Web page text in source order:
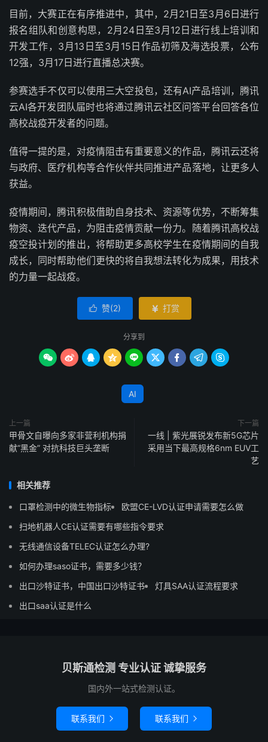
目前，大赛正在有序推进中，其中，2月21日至3月6日进行
报名组队和创意构思，2月24日至3月12日进行线上培训和
开发工作，3月13日至3月15日作品初筛及海选投票，公布
12强，3月17日进行直播总决赛。
参赛选手不仅可以使用三大空投包，还有AI产品培训，腾讯
云AI各开发团队届时也将通过腾讯云社区问答平台回答各位
高校战疫开发者的问题。
值得一提的是，对疫情阻击有重要意义的作品，腾讯云还将
与政府、医疗机构等合作伙伴共同推进产品落地，让更多人
获益。
疫情期间，腾讯积极借助自身技术、资源等优势，不断筹集
物资、迭代产品，为阻击疫情贡献一份力。随着腾讯高校战
疫空投计划的推出，将帮助更多高校学生在疫情期间的自我
成长，同时帮助他们更快的将自我想法转化为成果，用技术
的力量一起战疫。
 赞(2)  打赏
分享到
        
AI
上一篇
甲骨文自曝向多家非营利机构捐
献“黑金” 对抗科技巨头垄断
下一篇
一线 | 紫光展锐发布新5G芯片
采用当下最高规格6nm EUV工
艺
相关推荐
口罩检测中的微生物指标
欧盟CE-LVD认证申请需要怎么做
扫地机器人CE认证需要有哪些指令要求
无线通信设备TELEC认证怎么办理?
如何办理saso证书，需要多少钱？
出口沙特证书，中国出口沙特证书
灯具SAA认证流程要求
出口saa认证是什么
贝斯通检测 专业认证 诚挚服务
国内外一站式检测认证。
联系我们  联系我们 